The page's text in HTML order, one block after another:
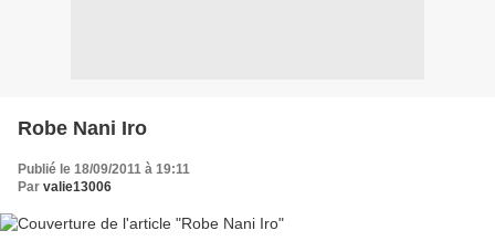
Robe Nani Iro
Publié le 18/09/2011 à 19:11
Par valie13006